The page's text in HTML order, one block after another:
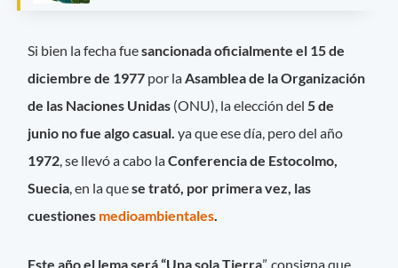
Si bien la fecha fuesancionada oficialmente el 15 de
diciembre de 1977 por laAsamblea de la Organización
de las Naciones Unidas (ONU), la elección del5 de
junio no fue algo casual. ya que ese día, pero del año
1972, se llevó a cabo laConferencia de Estocolmo,
Suecia, en la quese trató, por primera vez, las
cuestiones medioambientales.
Este año el lema será “Una sola Tierra”, consigna que